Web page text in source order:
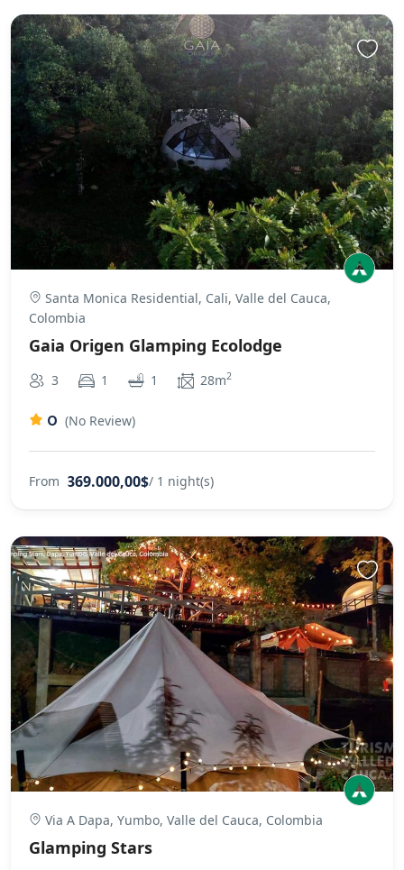
Santa Monica Residential, Cali, Valle del Cauca,
Colombia
Gaia Origen Glamping Ecolodge
3 1 1 28m2
0 (No Review)
From 369.000,00$/ 1 night(s)
Via A Dapa, Yumbo, Valle del Cauca, Colombia
Glamping Stars